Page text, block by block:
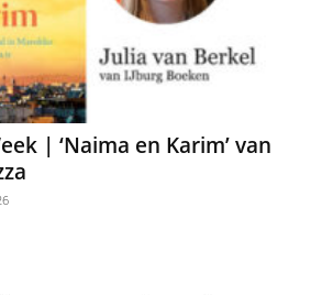
| ‘Naima en Karim’ van